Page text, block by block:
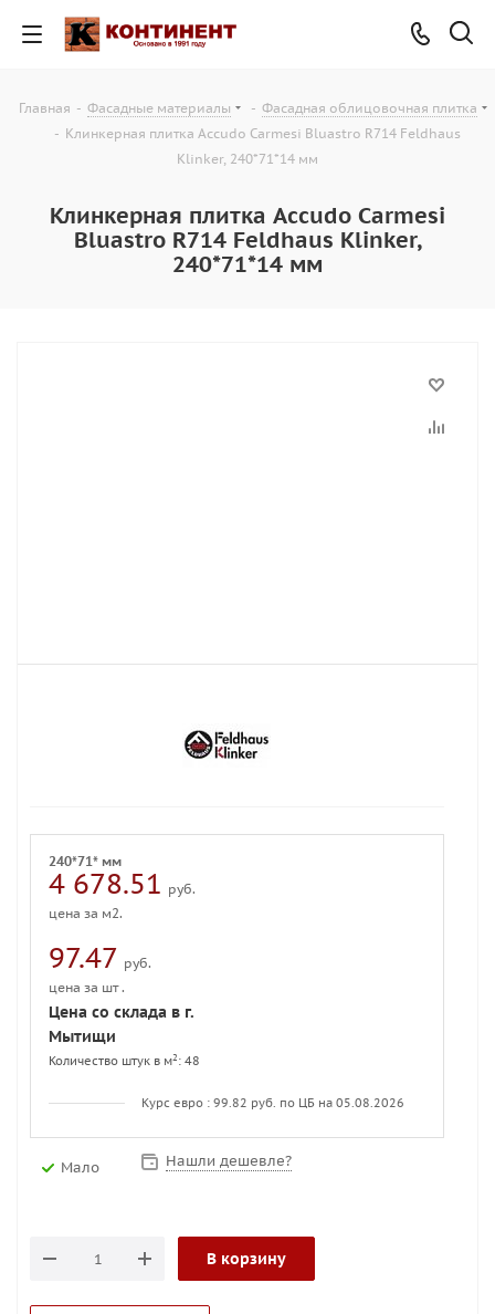
Главная - Фасадные материалы - Фасадная облицовочная плитка
- Клинкерная плитка Accudo Carmesi Bluastro R714 Feldhaus
Klinker, 240*71*14 мм
Клинкерная плитка Accudo Carmesi
Bluastro R714 Feldhaus Klinker,
240*71*14 мм
240*71* мм
4 678.51 руб.
цена за м2.
97.47 руб.
цена за шт .
Цена со склада в г.
Мытищи
Количество штук в м2 : 48
Курс евро : 99.82 руб. по ЦБ на 05.08.2026
Мало Нашли дешевле?
В корзину